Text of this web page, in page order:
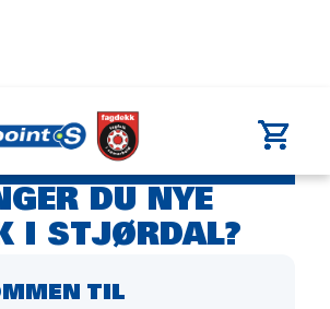
DU NYE
I STJØRDAL?
TIL